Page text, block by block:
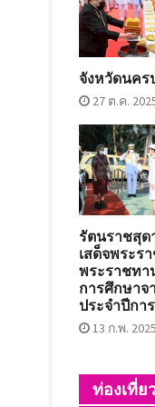
จังหวัดนคร
27 ต.ค.
รัตนราชสุด
เสด็จพระร
พระราชทา
การศึกษาจ
ประจำปีกา
13 ก.พ. 2025
ท่องเที่ย